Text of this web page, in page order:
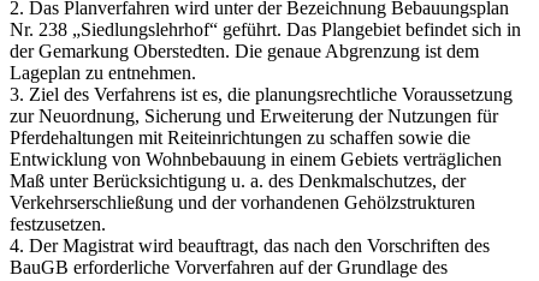
2. Das Planverfahren wird unter der Bezeichnung Bebauungsplan
Nr. 238 „Siedlungslehrhof“ geführt. Das Plangebiet befindet sich in
der Gemarkung Oberstedten. Die genaue Abgrenzung ist dem
Lageplan zu entnehmen.
3. Ziel des Verfahrens ist es, die planungsrechtliche Voraussetzung
zur Neuordnung, Sicherung und Erweiterung der Nutzungen für
Pferdehaltungen mit Reiteinrichtungen zu schaffen sowie die
Entwicklung von Wohnbebauung in einem Gebiets verträglichen
Maß unter Berücksichtigung u. a. des Denkmalschutzes, der
Verkehrserschließung und der vorhandenen Gehölzstrukturen
festzusetzen.
4. Der Magistrat wird beauftragt, das nach den Vorschriften des
BauGB erforderliche Vorverfahren auf der Grundlage des